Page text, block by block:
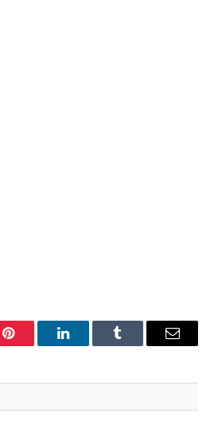
Pinterest LinkedInTumblr
E-